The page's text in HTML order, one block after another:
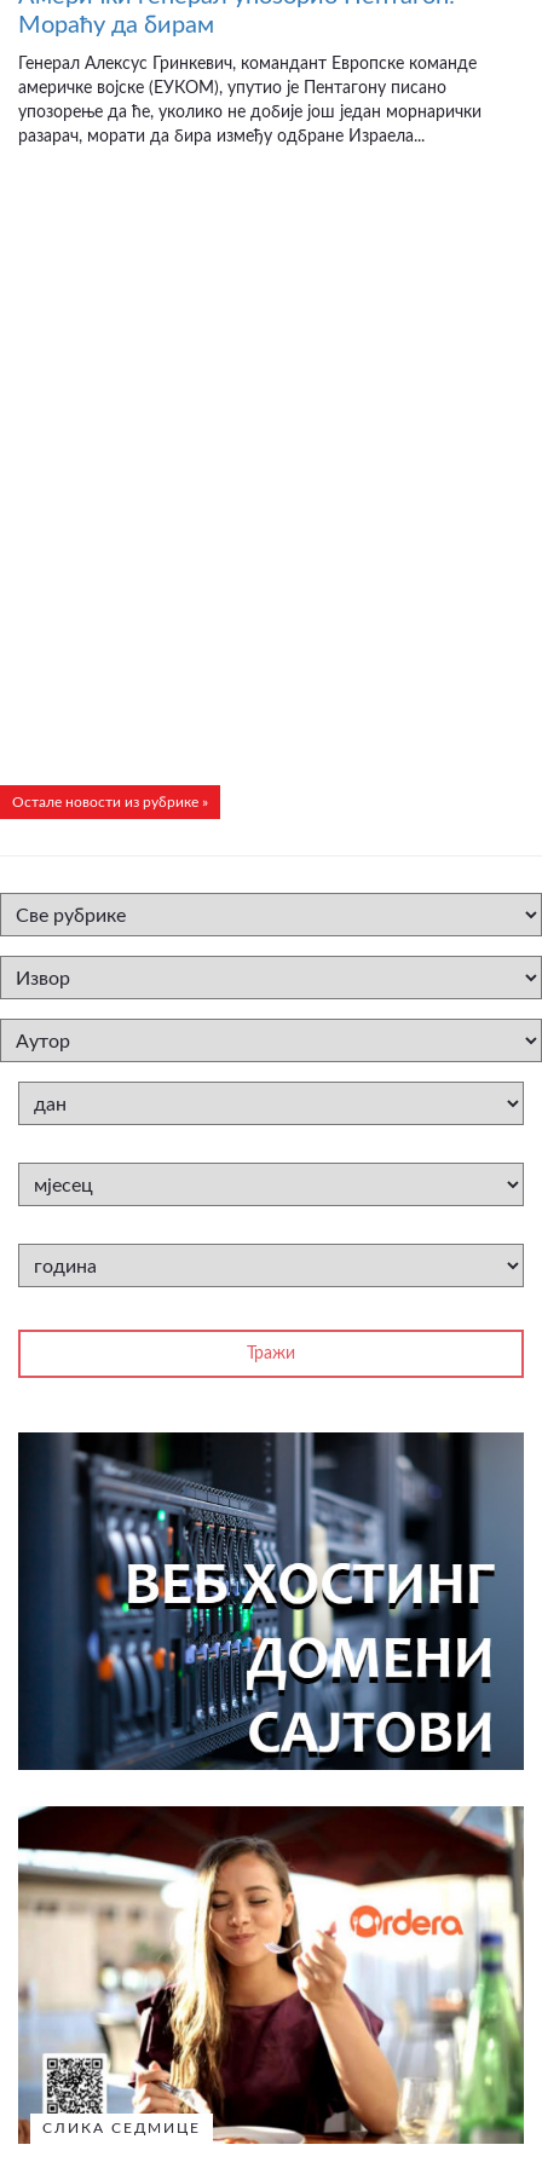
Мораћу да бирам
Генерал Алексус Гринкевич, командант Европске команде
америчке војске (ЕУКОМ), упутио је Пентагону писано
упозорење да ће, уколико не добије још један морнарички
разарач, морати да бира између одбране Израела...
Остале новости из рубрике »
СЛИКА СЕДМИЦЕ